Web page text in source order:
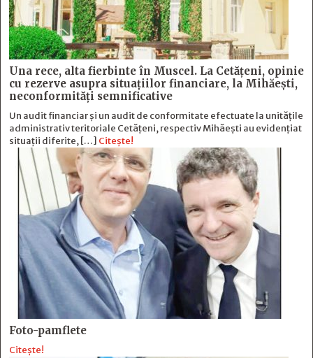
Una rece, alta fierbinte în Muscel. La Cetăţeni, opinie
cu rezerve asupra situaţiilor financiare, la Mihăeşti,
neconformităţi semnificative
Un audit financiar și un audit de conformitate efectuate la unitățile
administrativ teritoriale Cetățeni, respectiv Mihăești au evidențiat
situații diferite, […] Citește!
Foto-pamflete
Citește!